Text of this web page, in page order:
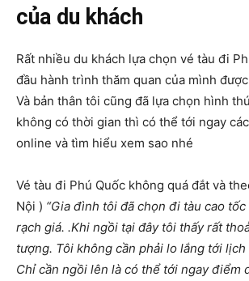
của du khách
Rất nhiều du khách lựa chọn vé tàu đi
đầu hành trình thăm quan của mình
Và bản thân tôi cũng đã lựa chọn hình
không có thời gian thì có thể tới ngay
online và tìm hiểu xem sao nhé
Vé tàu đi Phú Quốc không quá đắt và
Nội ) “Gia đình tôi đã chọn đi tàu cao
rạch giá. .Khi ngồi tại đây tôi thấy rất
tượng. Tôi không cần phải lo lắng tới
Chỉ cần ngồi lên là có thể tới ngay điểm